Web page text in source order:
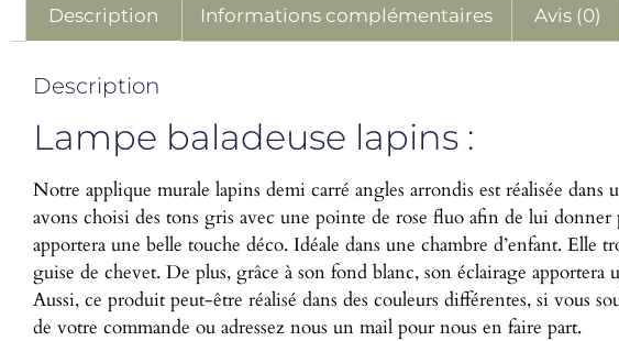
Description Informations complémentaires Avis (0)
Description
Lampe baladeuse lapins :
Notre applique murale lapins demi carré angles arrondis est réalisée
avons choisi des tons gris avec une pointe de rose fluo afin de lui
apportera une belle touche déco. Idéale dans une chambre d’enfant.
guise de chevet. De plus, grâce à son fond blanc, son éclairage
Aussi, ce produit peut-être réalisé dans des couleurs différentes, si vous
de votre commande ou adressez nous un mail pour nous en faire part.